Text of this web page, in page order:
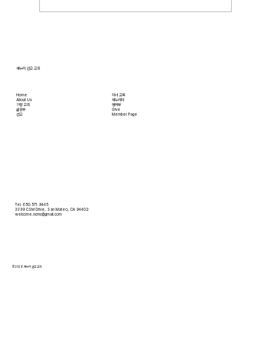
Home
About Us
​가정 교회
​삶공부
​선교
자녀 교육
새누리터
영어부
Give
Member Page
Tel. 650.571.9445
3399 CSM Drive, San Mateo, CA 94402
welcome.ncmc@gmail.com
© 2026 새누리 선교 교회
새누리 선교 교회